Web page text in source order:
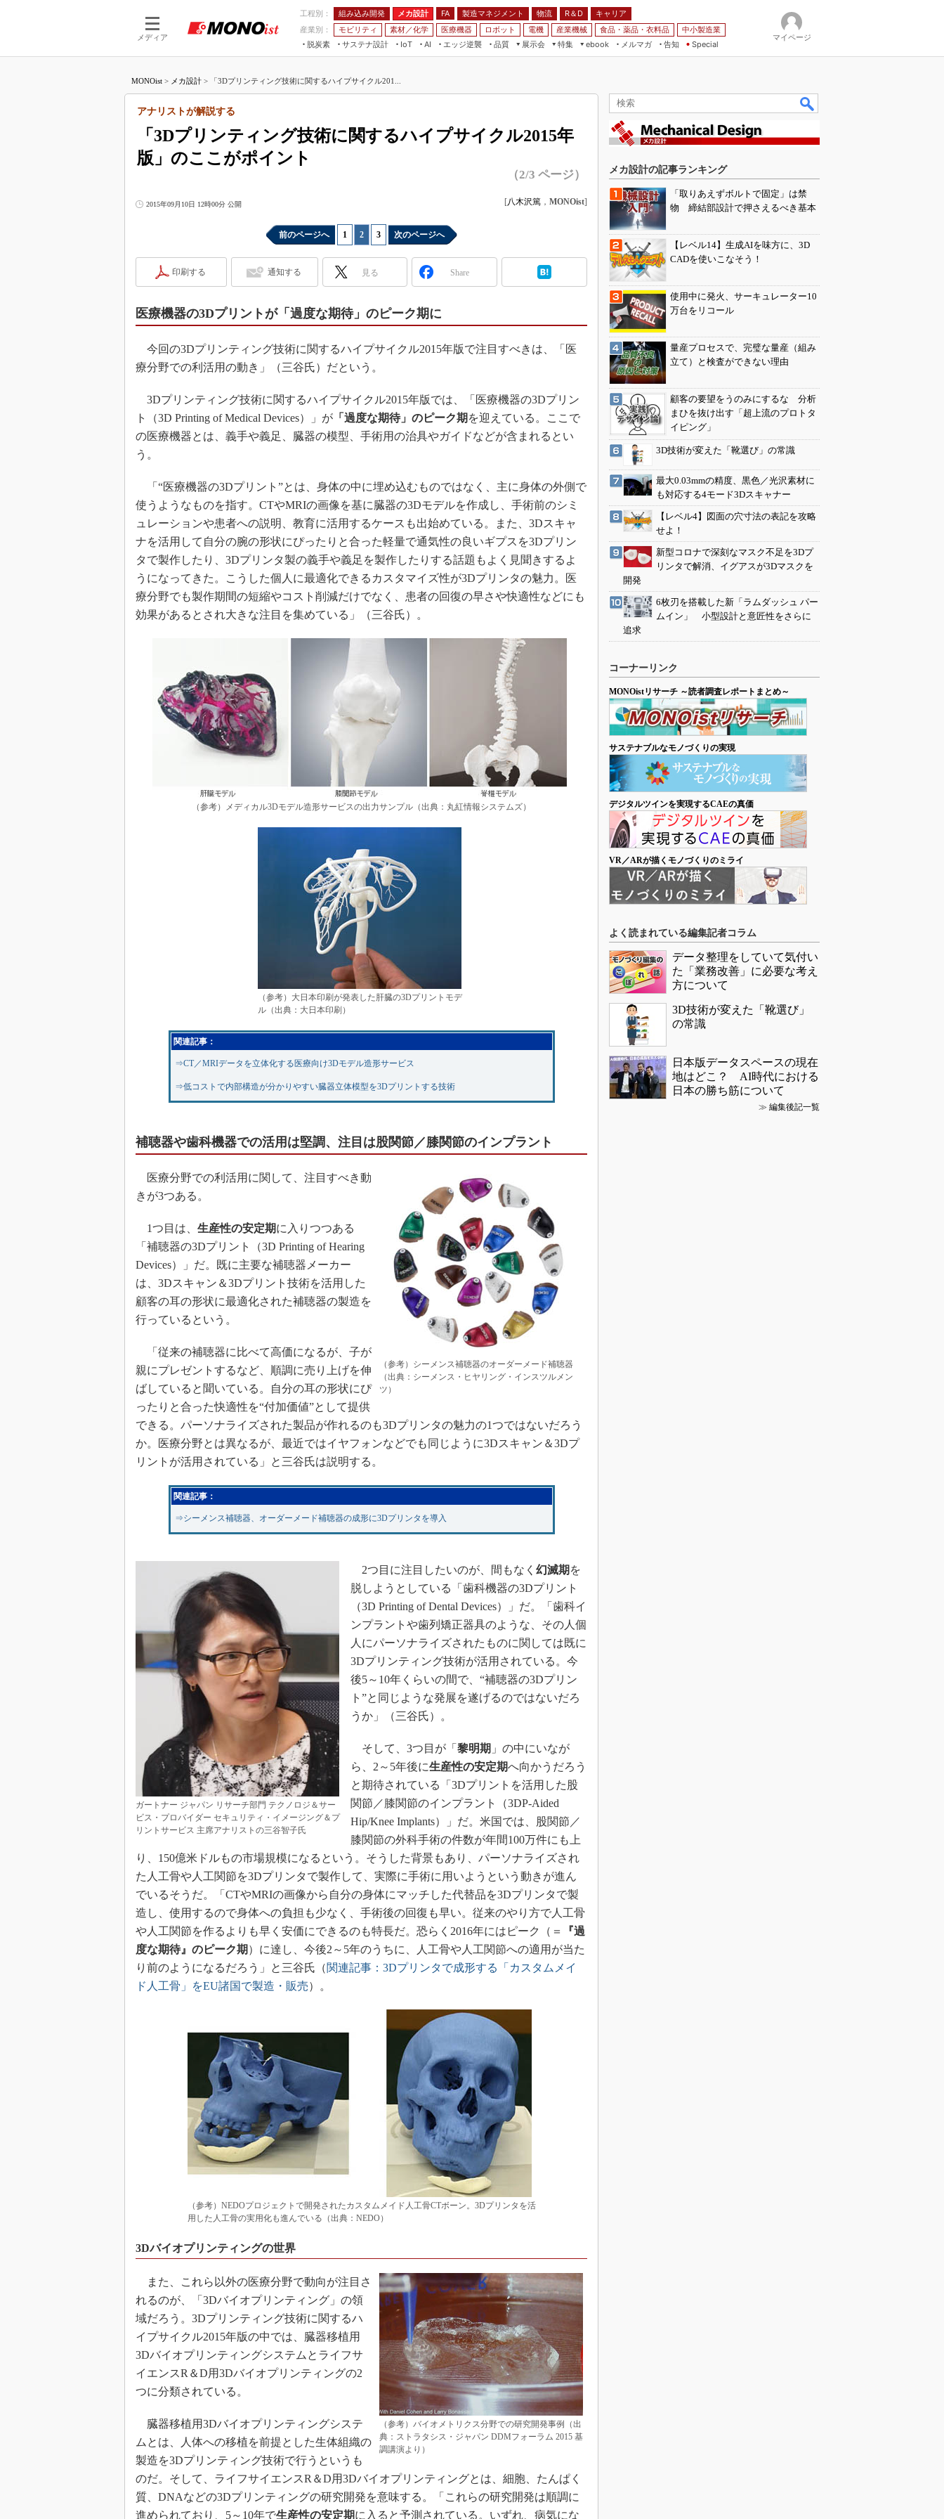
メディア
工程別： 組み込み開発 メカ設計 FA 製造マネジメント 物流 R＆D
キャリア
産業別：
モビリティ 素材／化学 医療機器 ロボット 電機 産業機械 食品・薬品・衣料品
中小製造業
脱炭素
サステナ設計
IoT
つながる工場
AI
AI×設備保全
エッジ逆襲 品質
展示会
JIMTOF
IIFES
スマート工場EXPO
日本ものづくりワールド
AUTOMOTIVE WORLD
産業オープンネット展
特集
フィールドサービス
Windows Embedded
ISO26262
3Dプリンタ
デジタルツインとCAE
イノベーション
知財マネジメント
海外生産
グローバル設計・開発
制御セキュリティ
新型コロナへの対応
ebook
FA
モビリティ
メルマガ
告知 Special
マイページ
MONOist > メカ設計 > 「3Dプリンティング技術に関するハイプサイクル201...
「3Dプリンティング技術に関するハイプサイクル2015年
版」のここがポイント
アナリストが解説する
（2/3 ページ）
2015年09月10日 12時00分 公開 [八木沢篤 ， MONOist]
前のページへ 1 2 3 次のページへ
印刷する 通知する 見る Share
医療機器の3Dプリントが「過度な期待」のピーク期に
今回の3Dプリンティング技術に関するハイプサイクル2015年版で注目すべきは、「医
療分野での利活用の動き」（三谷氏）だという。
3Dプリンティング技術に関するハイプサイクル2015年版では、「医療機器の3Dプリン
ト（3D Printing of Medical Devices）」が 「過度な期待」のピーク期 を迎えている。ここで
の医療機器とは、義手や義足、臓器の模型、手術用の治具やガイドなどが含まれるとい
う。
「“医療機器の3Dプリント”とは、身体の中に埋め込むものではなく、主に身体の外側で
使うようなものを指す。CTやMRIの画像を基に臓器の3Dモデルを作成し、手術前のシミ
ュレーションや患者への説明、教育に活用するケースも出始めている。また、3Dスキャ
ナを活用して自分の腕の形状にぴったりと合った軽量で通気性の良いギプスを3Dプリン
タで製作したり、3Dプリンタ製の義手や義足を製作したりする話題もよく見聞きするよ
うになってきた。こうした個人に最適化できるカスタマイズ性が3Dプリンタの魅力。医
療分野でも製作期間の短縮やコスト削減だけでなく、患者の回復の早さや快適性などにも
効果があるとされ大きな注目を集めている」（三谷氏）。
（参考）メディカル3Dモデル造形サービスの出力サンプル（出典：丸紅情報システムズ）
（参考）大日本印刷が発表した肝臓の3Dプリントモデ
ル（出典：大日本印刷）
関連記事：
⇒CT／MRIデータを立体化する医療向け3Dモデル造形サービス
⇒低コストで内部構造が分かりやすい臓器立体模型を3Dプリントする技術
補聴器や歯科機器での活用は堅調、注目は股関節／膝関節のインプラント
（参考）シーメンス補聴器のオーダーメード補聴器
（出典：シーメンス・ヒヤリング・インスツルメン
ツ）
医療分野での利活用に関して、注目すべき動
きが3つある。
1つ目は、 生産性の安定期に入りつつある
「補聴器の3Dプリント（3D Printing of Hearing
Devices）」だ。既に主要な補聴器メーカー
は、3Dスキャン＆3Dプリント技術を活用した
顧客の耳の形状に最適化された補聴器の製造を
行っているという。
「従来の補聴器に比べて高価になるが、子が
親にプレゼントするなど、順調に売り上げを伸
ばしていると聞いている。自分の耳の形状にぴ
ったりと合った快適性を“付加価値”として提供
できる。パーソナライズされた製品が作れるのも3Dプリンタの魅力の1つではないだろう
か。医療分野とは異なるが、最近ではイヤフォンなどでも同じように3Dスキャン＆3Dプ
リントが活用されている」と三谷氏は説明する。
関連記事：
⇒シーメンス補聴器、オーダーメード補聴器の成形に3Dプリンタを導入
ガートナー ジャパン リサーチ部門 テクノロジ＆サー
ビス・プロバイダー セキュリティ・イメージング＆プ
リントサービス 主席アナリストの三谷智子氏
2つ目に注目したいのが、間もなく 幻滅期 を
脱しようとしている「歯科機器の3Dプリント
（3D Printing of Dental Devices）」だ。「歯科イ
ンプラントや歯列矯正器具のような、その人個
人にパーソナライズされたものに関しては既に
3Dプリンティング技術が活用されている。今
後5～10年くらいの間で、“補聴器の3Dプリン
ト”と同じような発展を遂げるのではないだろ
うか」（三谷氏）。
そして、3つ目が「 黎明期 」の中にいなが
ら、2～5年後に生産性の安定期へ向かうだろう
と期待されている「3Dプリントを活用した股
関節／膝関節のインプラント（3DP-Aided
Hip/Knee Implants）」だ。米国では、股関節／
膝関節の外科手術の件数が年間100万件にも上
り、150億米ドルもの市場規模になるという。そうした背景もあり、パーソナライズされ
た人工骨や人工関節を3Dプリンタで製作して、実際に手術に用いようという動きが進ん
でいるそうだ。「CTやMRIの画像から自分の身体にマッチした代替品を3Dプリンタで製
造し、使用するので身体への負担も少なく、手術後の回復も早い。従来のやり方で人工骨
や人工関節を作るよりも早く安価にできるのも特長だ。恐らく2016年にはピーク（＝
『過
度な期待』のピーク期 ）に達し、今後2～5年のうちに、人工骨や人工関節への適用が当た
り前のようになるだろう」と三谷氏（関連記事：3Dプリンタで成形する「カスタムメイ
ド人工骨」をEU諸国で製造・販売）。
（参考）NEDOプロジェクトで開発されたカスタムメイド人工骨CTボーン。3Dプリンタを活
用した人工骨の実用化も進んでいる（出典：NEDO）
3Dバイオプリンティングの世界
（参考）バイオメトリクス分野での研究開発事例（出
典：ストラタシス・ジャパン DDMフォーラム 2015 基
調講演より）
また、これら以外の医療分野で動向が注目さ
れるのが、「3Dバイオプリンティング」の領
域だろう。3Dプリンティング技術に関するハ
イプサイクル2015年版の中では、臓器移植用
3Dバイオプリンティングシステムとライフサ
イエンスR＆D用3Dバイオプリンティングの2
つに分類されている。
臓器移植用3Dバイオプリンティングシステ
ムとは、人体への移植を前提とした生体組織の
製造を3Dプリンティング技術で行うというも
のだ。そして、ライフサイエンスR＆D用3Dバイオプリンティングとは、細胞、たんぱく
質、DNAなどの3Dプリンティングの研究開発を意味する。「これらの研究開発は順調に
進められており、5～10年で生産性の安定期に入ると予測されている。いずれ、病気にな
メカ設計の記事ランキング
「取りあえずボルトで固定」は禁
物 締結部設計で押さえるべき基本
【レベル14】生成AIを味方に、3D
CADを使いこなそう！
使用中に発火、サーキュレーター10
万台をリコール
量産プロセスで、完璧な量産（組み
立て）と検査ができない理由
顧客の要望をうのみにするな 分析
まひを抜け出す「超上流のプロトタ
イピング」
3D技術が変えた「靴選び」の常識
最大0.03mmの精度、黒色／光沢素材に
も対応する4モード3Dスキャナー
【レベル4】図面の穴寸法の表記を攻略
せよ！
新型コロナで深刻なマスク不足を3Dプ
リンタで解消、イグアスが3Dマスクを
開発
6枚刃を搭載した新「ラムダッシュ パー
ムイン」 小型設計と意匠性をさらに
追求
コーナーリンク
MONOistリサーチ ～読者調査レポートまとめ～
サステナブルなモノづくりの実現
デジタルツインを実現するCAEの真価
VR／ARが描くモノづくりのミライ
よく読まれている編集記者コラム
データ整理をしていて気付い
た「業務改善」に必要な考え
方について
3D技術が変えた「靴選び」
の常識
日本版データスペースの現在
地はどこ？ AI時代における
日本の勝ち筋について
≫ 編集後記一覧